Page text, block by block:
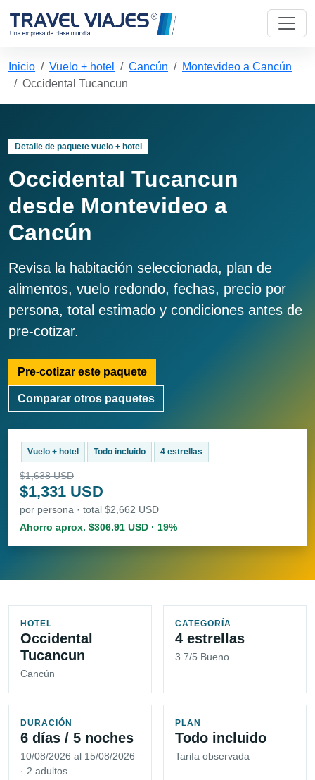
Inicio Vuelo + hotel Cancún
Montevideo a Cancún
Occidental Tucancun
Detalle de paquete vuelo + hotel
Occidental Tucancun
desde Montevideo a
Cancún
Revisa la habitación seleccionada, plan de
alimentos, vuelo redondo, fechas, precio por
persona, total estimado y condiciones antes de
pre-cotizar.
Pre-cotizar este paquete
Comparar otros paquetes
Vuelo + hotel Todo incluido 4 estrellas
$1,638 USD
$1,331 USD
por persona · total $2,662 USD
Ahorro aprox. $306.91 USD · 19%
HOTEL
Occidental
Tucancun
Cancún
CATEGORÍA
4 estrellas
3.7/5 Bueno
DURACIÓN
6 días / 5 noches
10/08/2026 al 15/08/2026
· 2 adultos
PLAN
Todo incluido
Tarifa observada